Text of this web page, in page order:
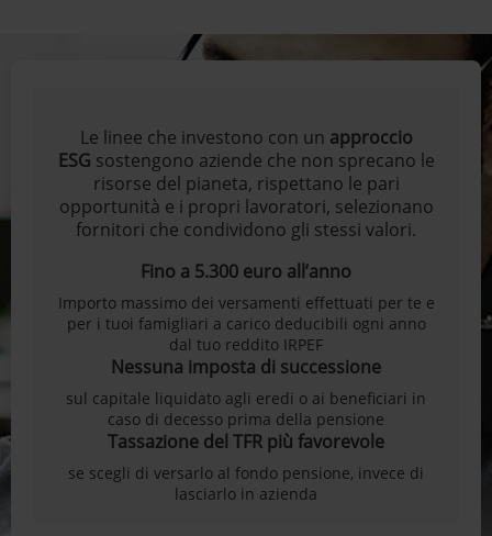
Le linee che investono con un approccio
ESG sostengono aziende che non sprecano le
risorse del pianeta, rispettano le pari
opportunità e i propri lavoratori, selezionano
fornitori che condividono gli stessi valori.
Fino a 5.300 euro all’anno
Importo massimo dei versamenti effettuati per te e
per i tuoi famigliari a carico deducibili ogni anno
dal tuo reddito IRPEF
Nessuna imposta di successione
sul capitale liquidato agli eredi o ai beneficiari in
caso di decesso prima della pensione
Tassazione del TFR più favorevole
se scegli di versarlo al fondo pensione, invece di
lasciarlo in azienda